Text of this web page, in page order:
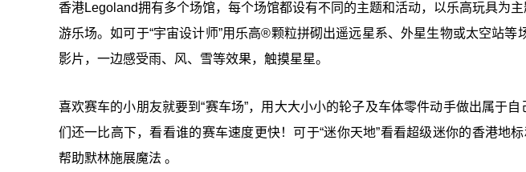
香港Legoland拥有多个场馆，每个场馆都设有不同的主题和活动，以乐高玩具为
游乐场。如可于“宇宙设计师”用乐高®颗粒拼砌出遥远星系、外星生物或太空站等
影片，一边感受雨、风、雪等效果，触摸星星。
喜欢赛车的小朋友就要到“赛车场”，用大大小小的轮子及车体零件动手做出属于
们还一比高下，看看谁的赛车速度更快！可于“迷你天地”看看超级迷你的香港地
帮助默林施展魔法 。